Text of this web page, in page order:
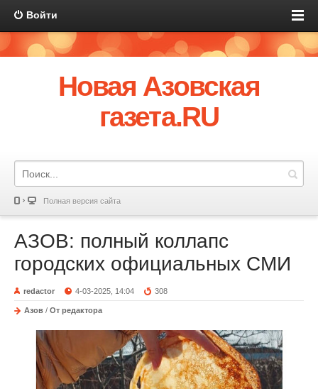
Войти
Новая Азовская
газета.RU
Полная версия сайта
АЗОВ: полный коллапс
городских официальных СМИ
redactor 4-03-2025, 14:04 308
Азов / От редактора